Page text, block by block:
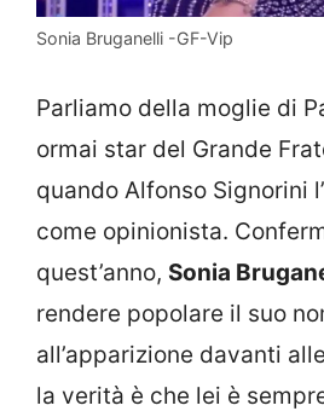
Sonia Bruganelli -GF-Vip
Parliamo della moglie di
ormai star del Grande
quando Alfonso Signorini
come opinionista.
quest’anno, Sonia
rendere popolare il suo
all’apparizione davanti
la verità è che lei è